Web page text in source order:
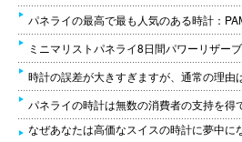
パネライの最高で最も人気のある時計：
ミニマリストパネライ8日間パワーリザー
時計の誤差が大きすぎますが、通常の理由
パネライの時計は無数の消費者の支持を得
なぜあなたは高価なスイスの時計に夢中に